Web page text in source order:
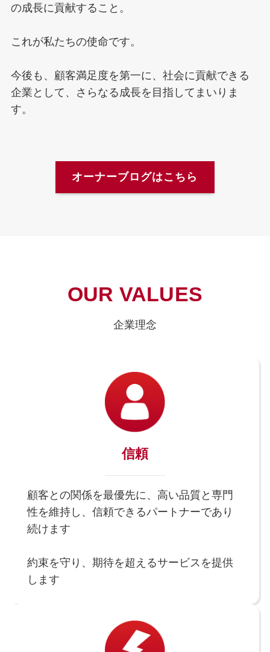
の成長に貢献すること。
これが私たちの使命です。
今後も、顧客満足度を第一に、社会に貢献できる
企業として、さらなる成長を目指してまいりま
す。
オーナーブログはこちら
OUR VALUES
企業理念
信頼
顧客との関係を最優先に、高い品質と専門
性を維持し、信頼できるパートナーであり
続けます
約束を守り、期待を超えるサービスを提供
します